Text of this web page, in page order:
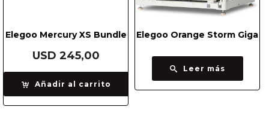
Elegoo Mercury XS Bundle
USD 245,00
Añadir al carrito
Elegoo Orange Storm Giga
Leer más